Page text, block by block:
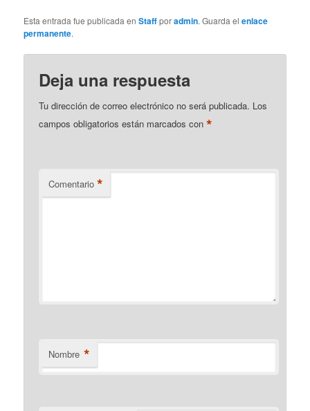
Esta entrada fue publicada enStaffporadmin. Guarda elenlace
permanente.
Deja una respuesta
Tu dirección de correo electrónico no será publicada. Los
campos obligatorios están marcados con*
Comentario *
Nombre *